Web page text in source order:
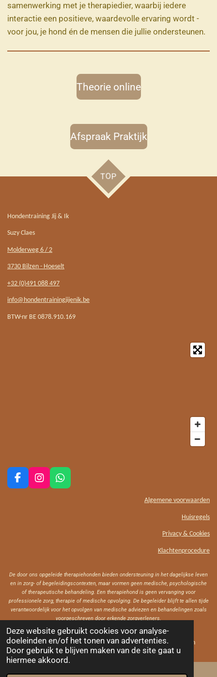
Deze website gebruikt cookies voor analyse-
doeleinden en/of het tonen van advertenties.
Door gebruik te blijven maken van de site gaat u
hiermee akkoord.
samenwerking met je therapiedier, waarbij iedere
interactie een positieve, waardevolle ervaring wordt -
voor jou, je hond én de mensen die jullie ondersteunen.
Theorie online
Afspraak Praktijk
TOP
Hondentraining Jij & Ik
Suzy Claes
Molderweg 6 / 2
3730 Bilzen - Hoeselt
+32 (0)491 088 497
info@hondentrainingjijenik.be
BTW-nr BE 0878.910.169
F
a
I
n
W
h
Algemene voorwaarden
Huisregels
Privacy & Cookies
Klachtenprocedure
De door ons opgeleide therapiehonden bieden ondersteuning in het dagelijkse leven
en in zorg- of begeleidingscontexten, maar vormen geen medische, psychologische
of therapeutische behandeling. Een therapiehond is geen vervanging voor
professionele zorg, therapie of medische opvolging. De begeleider blijft te allen tijde
verantwoordelijk voor het opvolgen van medische adviezen en behandelingen zoals
voorgeschreven door erkende zorgverleners.
Copyright© Hondentraining Jij & Ik - Alle rechten voorbehouden